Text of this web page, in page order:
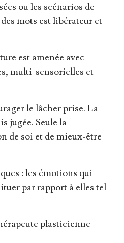
ou les scénarios de
mots est libérateur et
est amenée avec
multi-sensorielles et
le lâcher prise. La
jugée. Seule la
de soi et de mieux-être
: les émotions qui
par rapport à elles tel
plasticienne